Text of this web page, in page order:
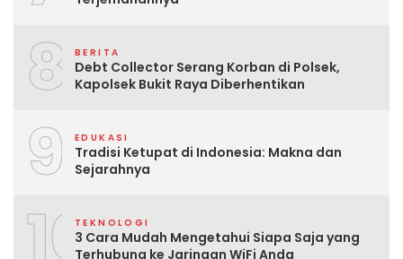
8 BERITA
Debt Collector Serang Korban di Polsek,
Kapolsek Bukit Raya Diberhentikan
9 EDUKASI
Tradisi Ketupat di Indonesia: Makna dan
Sejarahnya
10TEKNOLOGI
3 Cara Mudah Mengetahui Siapa Saja yang
Terhubung ke Jaringan WiFi Anda